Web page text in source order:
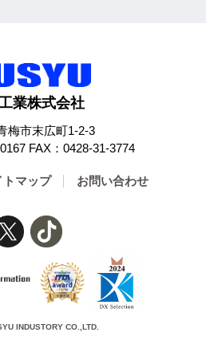
業株式会社
梅市末広町1-2-3
FAX：0428-31-3774
トマップ お問い合わせ
INDUSTORY CO.,LTD.